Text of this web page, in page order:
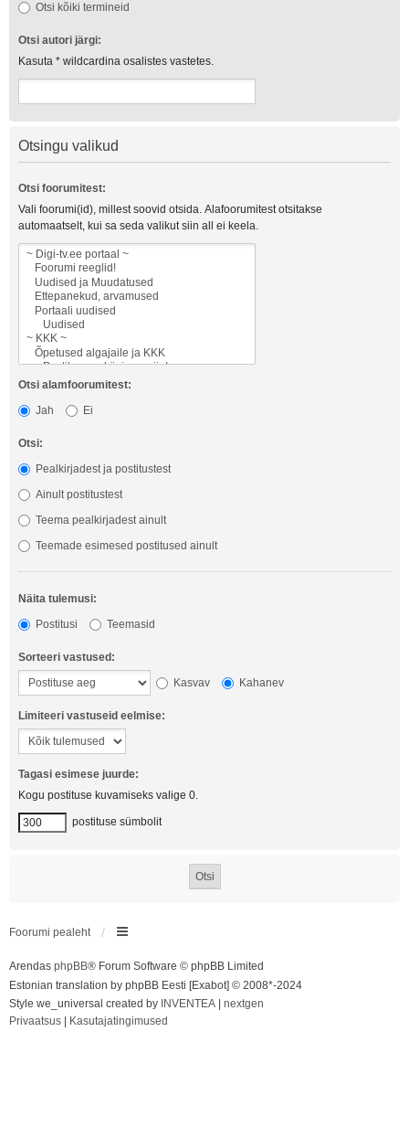
Otsi kõiki termineid
Otsi autori järgi:
Kasuta * wildcardina osalistes vastetes.
Otsingu valikud
Otsi foorumitest:
Vali foorumi(id), millest soovid otsida. Alafoorumitest otsitakse
automaatselt, kui sa seda valikut siin all ei keela.
Otsi alamfoorumitest:
Jah
Ei
Otsi:
Pealkirjadest ja postitustest
Ainult postitustest
Teema pealkirjadest ainult
Teemade esimesed postitused ainult
Näita tulemusi:
Postitusi
Teemasid
Sorteeri vastused:
Kasvav
Kahanev
Limiteeri vastuseid eelmise:
Tagasi esimese juurde:
Kogu postituse kuvamiseks valige 0.
postituse sümbolit
Foorumi pealeht
Arendas phpBB® Forum Software © phpBB Limited
Estonian translation by phpBB Eesti [Exabot] © 2008*-2024
Style we_universal created by INVENTEA
nextgen
Privaatsus
Kasutajatingimused